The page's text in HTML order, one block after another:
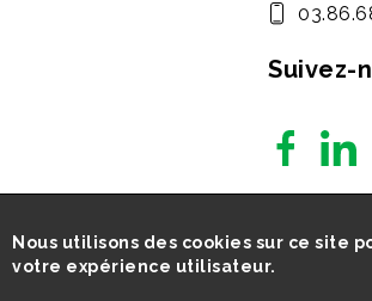
Suivez-
Nous utilisons des cookies sur ce site
votre expérience utilisateur.